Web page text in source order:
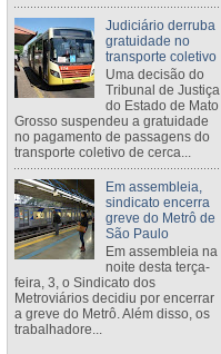
Judiciário derruba
gratuidade no
transporte coletivo
Uma decisão do
Tribunal de Justiça
do Estado de Mato
Grosso suspendeu a gratuidade
no pagamento de passagens do
transporte coletivo de cerca...
Em assembleia,
sindicato encerra
greve do Metrô de
São Paulo
Em assembleia na
noite desta terça-
feira, 3, o Sindicato dos
Metroviários decidiu por encerrar
a greve do Metrô. Além disso, os
trabalhadore...